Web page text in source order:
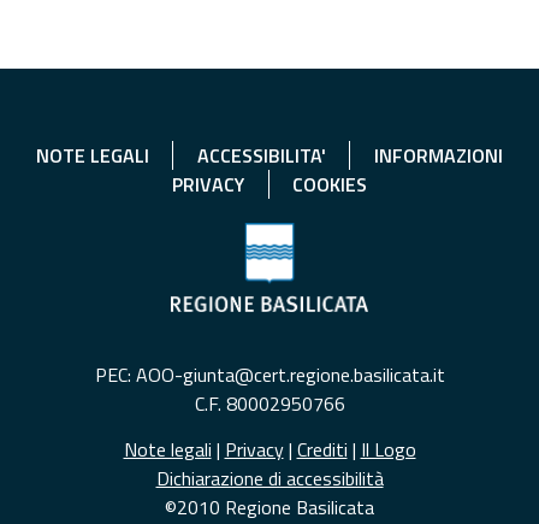
NOTE LEGALI ACCESSIBILITA'
INFORMAZIONI
PRIVACY
COOKIES
PEC: AOO-giunta@cert.regione.basilicata.it
C.F. 80002950766
Note legali | Privacy| Crediti | Il Logo
Dichiarazione di accessibilità
©2010 Regione Basilicata